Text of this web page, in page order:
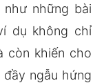
những bài
dụ không chỉ
còn khiến cho
ngẫu hứng